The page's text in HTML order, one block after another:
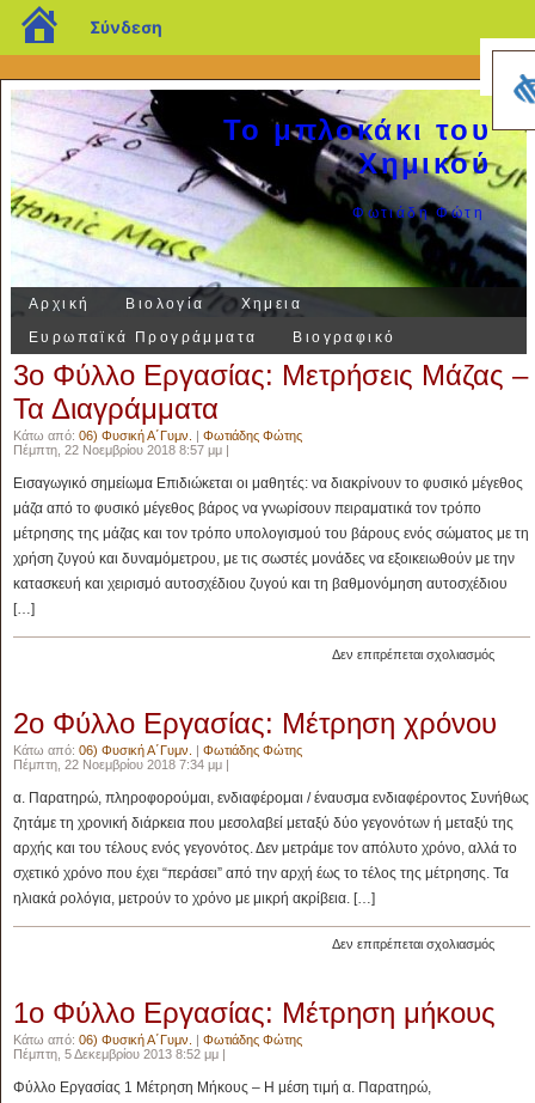
blogs.sch.gr
Σύνδεση
Το μπλοκάκι του
Χημικού
Φωτιάδη Φώτη
Αρχική Βιολογία
Χημεια
Ευρωπαϊκά Προγράμματα
Βιογραφικό
3o Φύλλο Εργασίας: Μετρήσεις Μάζας –
Τα Διαγράμματα
Κάτω από: 06) Φυσική Α΄Γυμν. | Φωτιάδης Φώτης
Πέμπτη, 22 Νοεμβρίου 2018 8:57 μμ |
Εισαγωγικό σημείωμα Επιδιώκεται οι μαθητές: να διακρίνουν το φυσικό μέγεθος
μάζα από το φυσικό μέγεθος βάρος να γνωρίσουν πειραματικά τον τρόπο
μέτρησης της μάζας και τον τρόπο υπολογισμού του βάρους ενός σώματος με τη
χρήση ζυγού και δυναμόμετρου, με τις σωστές μονάδες να εξοικειωθούν με την
κατασκευή και χειρισμό αυτοσχέδιου ζυγού και τη βαθμονόμηση αυτοσχέδιου
[…]
Δεν επιτρέπεται σχολιασμόςστο
Τα
2ο Φύλλο Εργασίας: Μέτρηση χρόνου
Κάτω από: 06) Φυσική Α΄Γυμν. | Φωτιάδης Φώτης
Πέμπτη, 22 Νοεμβρίου 2018 7:34 μμ |
α. Παρατηρώ, πληροφορούμαι, ενδιαφέρομαι / έναυσμα ενδιαφέροντος Συνήθως
ζητάμε τη χρονική διάρκεια που μεσολαβεί μεταξύ δύο γεγονότων ή μεταξύ της
αρχής και του τέλους ενός γεγονότος. Δεν μετράμε τον απόλυτο χρόνο, αλλά το
σχετικό χρόνο που έχει “περάσει” από την αρχή έως το τέλος της μέτρησης. Τα
ηλιακά ρολόγια, μετρούν το χρόνο με μικρή ακρίβεια. […]
Δεν επιτρέπεται σχολιασμόςστο
1ο Φύλλο Εργασίας: Μέτρηση μήκους
Κάτω από: 06) Φυσική Α΄Γυμν. | Φωτιάδης Φώτης
Πέμπτη, 5 Δεκεμβρίου 2013 8:52 μμ |
Φύλλο Εργασίας 1 Μέτρηση Μήκους – Η μέση τιμή α. Παρατηρώ,